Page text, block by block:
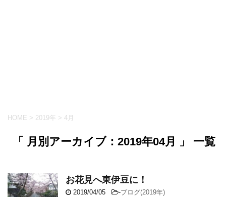
HOME > 2019年 > 4月
「 月別アーカイブ：2019年04月 」 一覧
お花見へ東伊豆に！
2019/04/05 -ブログ(2019年)